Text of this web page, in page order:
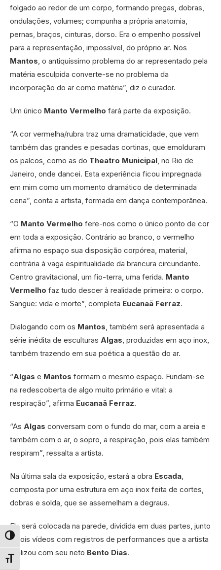
Alternar alto contraste
Alternar tamanho da fonte
folgado ao redor de um corpo, formando pregas, dobras,
ondulações, volumes; compunha a própria anatomia,
pernas, braços, cinturas, dorso. Era o empenho possível
para a representação, impossível, do próprio ar. Nos
Mantos , o antiquíssimo problema do ar representado pela
matéria esculpida converte-se no problema da
incorporação do ar como matéria”, diz o curador.
Um único Manto Vermelho fará parte da exposição.
“A cor vermelha/rubra traz uma dramaticidade, que vem
também das grandes e pesadas cortinas, que emolduram
os palcos, como as do Theatro Municipal , no Rio de
Janeiro, onde dancei. Esta experiência ficou impregnada
em mim como um momento dramático de determinada
cena”, conta a artista, formada em dança contemporânea.
“O Manto Vermelho fere-nos como o único ponto de cor
em toda a exposição. Contrário ao branco, o vermelho
afirma no espaço sua disposição corpórea, material,
contrária à vaga espiritualidade da brancura circundante.
Centro gravitacional, um fio-terra, uma ferida. Manto
Vermelho faz tudo descer à realidade primeira: o corpo.
Sangue: vida e morte”, completa Eucanaã Ferraz.
Dialogando com os Mantos , também será apresentada a
série inédita de esculturas Algas , produzidas em aço inox,
também trazendo em sua poética a questão do ar.
“Algas e Mantos formam o mesmo espaço. Fundam-se
na redescoberta de algo muito primário e vital: a
respiração”, afirma Eucanaã Ferraz.
“As Algas conversam com o fundo do mar, com a areia e
também com o ar, o sopro, a respiração, pois elas também
respiram”, ressalta a artista.
Na última sala da exposição, estará a obra Escada
composta por uma estrutura em aço inox feita de cortes,
dobras e solda, que se assemelham a degraus.
Ela será colocada na parede, dividida em duas partes, junto
a dois vídeos com registros de performances que a artista
realizou com seu neto Bento Dias.